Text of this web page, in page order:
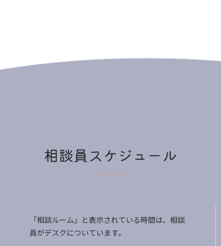
相談員スケジュール
「相談ルーム」と表示されている時間は、相談
員がデスクについています。